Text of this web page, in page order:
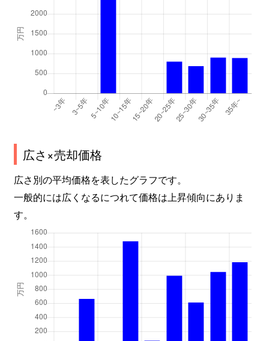
広さ×売却価格
広さ別の平均価格を表したグラフです。
一般的には広くなるにつれて価格は上昇傾向にありま
す。